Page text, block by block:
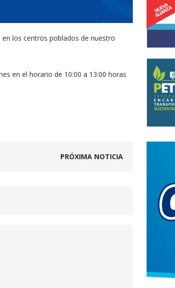
los centros poblados de nuestro
en el horario de 10:00 a 13:00 horas
PRÓXIMA NOTICIA